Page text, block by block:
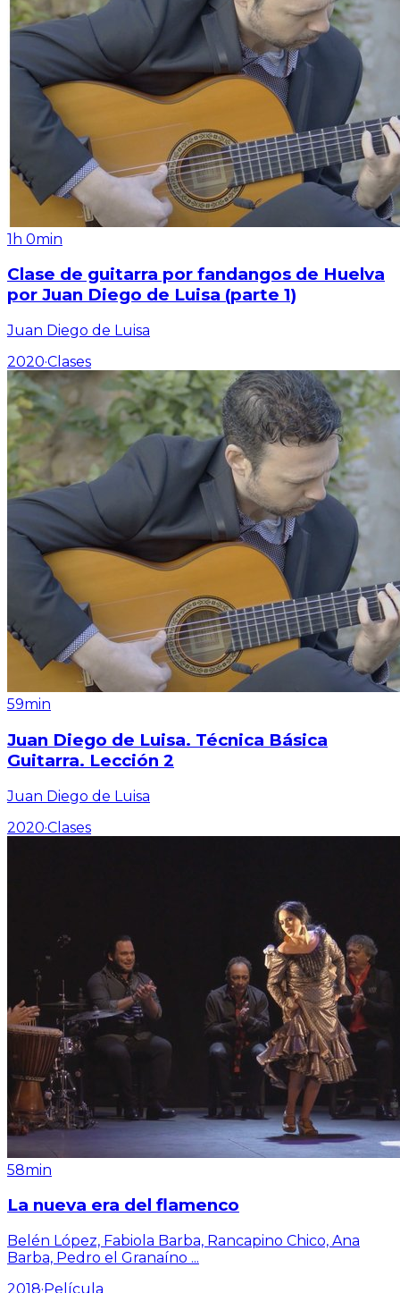
1h 0min
Clase de guitarra por fandangos de Huelva
por Juan Diego de Luisa (parte 1)
Juan Diego de Luisa
2020·Clases
59min
Juan Diego de Luisa. Técnica Básica
Guitarra. Lección 2
Juan Diego de Luisa
2020·Clases
58min
La nueva era del flamenco
Belén López, Fabiola Barba, Rancapino Chico, Ana
Barba, Pedro el Granaíno ...
2018·Película